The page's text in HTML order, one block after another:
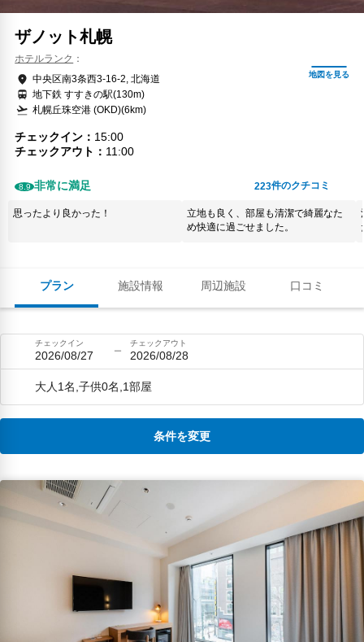
プラン 施設情報 周辺施設 口コミ
ザノット札幌
ホテルランク
中央区南3条西3-16-2, 北海道
地下鉄 すすきの駅(130m)
札幌丘珠空港 (OKD)(6km)
チェックイン
15:00
チェックアウト
11:00
8.9 非常に満足 223件のクチコミ
思ったより良かった！
立地も良く、部屋も清潔で綺麗なた
め快適に過ごせました。
チェックイン
2026/08/27
チェックアウト
2026/08/28
大人1名,子供0名,1部屋
条件を変更